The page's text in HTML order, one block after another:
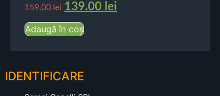
159.00lei 139.00 lei
Adaugă în coș
IDENTIFICARE